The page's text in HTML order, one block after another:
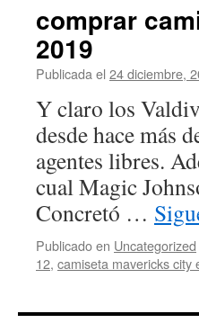
comprar
2019
Publicada el 24 diciembre,
Y claro los
desde hace más
agentes libres.
cual Magic
Concretó …
Publicado en Uncategorized
12, camiseta mavericks city